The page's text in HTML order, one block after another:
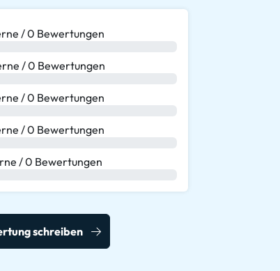
/ 0 Bewertungen
/ 0 Bewertungen
/ 0 Bewertungen
/ 0 Bewertungen
/ 0 Bewertungen
schreiben